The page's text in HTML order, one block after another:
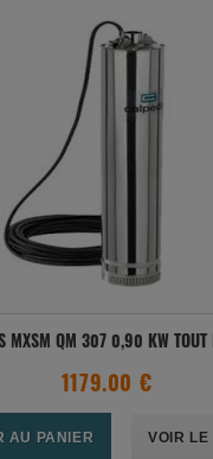
MXSM QM 307 0,90 KW TOUT
1179.00 €
AU PANIER VOIR LE